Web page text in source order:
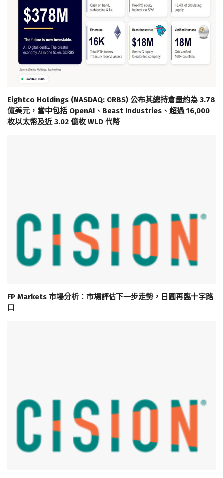
Eightco Holdings (NASDAQ: ORBS) 公布其總持倉量約為 3.78
億美元，當中包括 OpenAI、Beast Industries、超過 16,000
枚以太幣及近 3.02 億枚 WLD 代幣
FP Markets 市場分析：市場評估下一步走勢，日圓再臨十字路
口